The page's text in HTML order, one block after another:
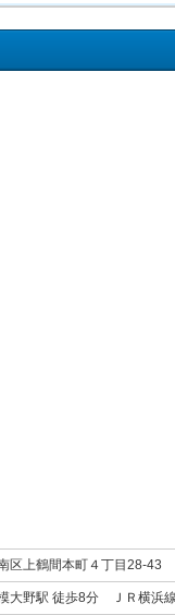
区上鶴間本町４丁目28-43
大野駅 徒歩8分 ＪＲ横浜